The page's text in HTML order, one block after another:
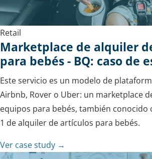
Retail
Marketplace de alquiler
para bebés - BQ: caso de
Este servicio es un modelo de
Airbnb, Rover o Uber: un marketplace
equipos para bebés, también conocido
1 de alquiler de artículos para bebés.
Ver case study →